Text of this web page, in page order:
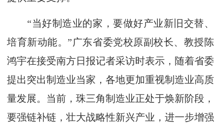
“当好制造业的家，要做好产业新旧交替、
培育新动能。”广东省委党校原副校长、教授陈
鸿宇在接受南方日报记者采访时表示，随着省委
提出突出制造业当家，各地更加重视制造业高质
量发展。当前，珠三角制造业正处于焕新阶段，
要强链补链，壮大战略性新兴产业，进一步增强